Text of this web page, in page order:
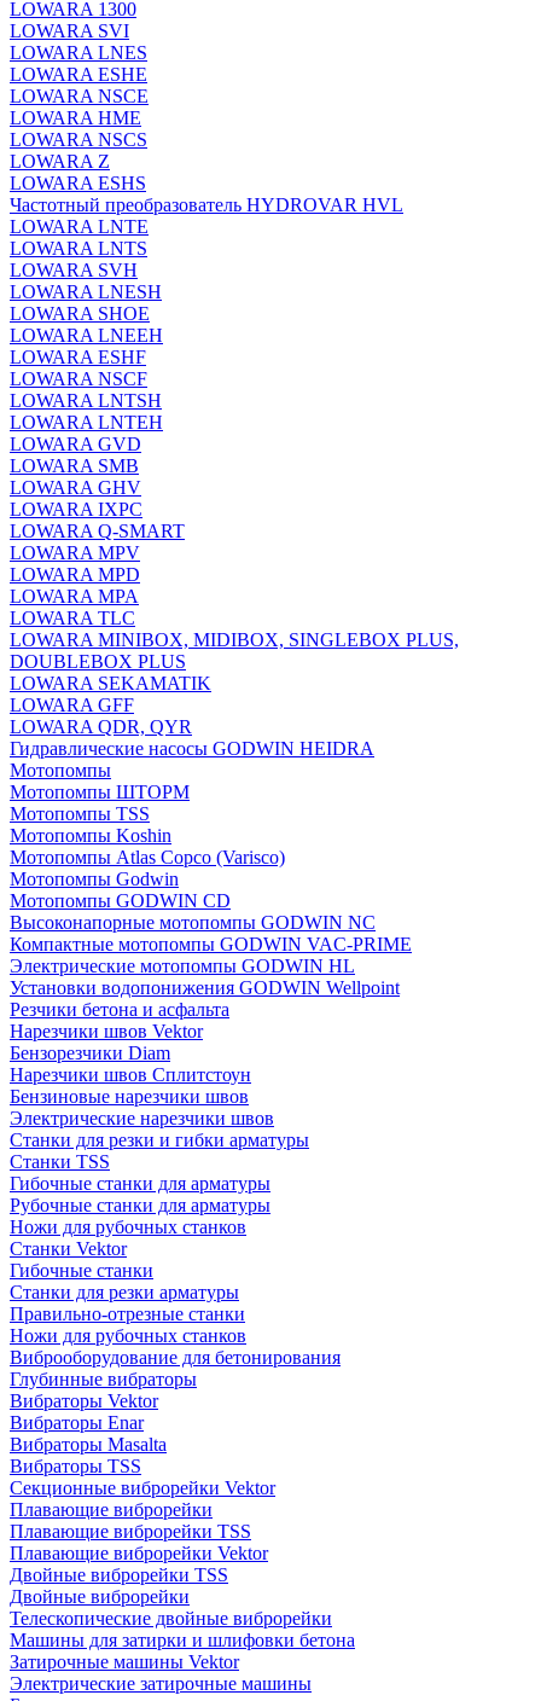
LOWARA 1300
LOWARA SVI
LOWARA LNES
LOWARA ESHE
LOWARA NSCE
LOWARA HME
LOWARA NSCS
LOWARA Z
LOWARA ESHS
Частотный преобразователь HYDROVAR HVL
LOWARA LNTE
LOWARA LNTS
LOWARA SVH
LOWARA LNESH
LOWARA SHOE
LOWARA LNEEH
LOWARA ESHF
LOWARA NSCF
LOWARA LNTSH
LOWARA LNTEH
LOWARA GVD
LOWARA SMB
LOWARA GHV
LOWARA IXPС
LOWARA Q-SMART
LOWARA MPV
LOWARA MPD
LOWARA MPA
LOWARA TLC
LOWARA MINIBOX, MIDIBOX, SINGLEBOX PLUS,
DOUBLEBOX PLUS
LOWARA SEKAMATIK
LOWARA GFF
LOWARA QDR, QYR
Гидравлические насосы GODWIN HEIDRA
Мотопомпы
Мотопомпы ШТОРМ
Мотопомпы TSS
Мотопомпы Koshin
Мотопомпы Atlas Copco (Varisco)
Мотопомпы Godwin
Мотопомпы GODWIN CD
Высоконапорные мотопомпы GODWIN NC
Компактные мотопомпы GODWIN VAC-PRIME
Электрические мотопомпы GODWIN HL
Установки водопонижения GODWIN Wellpoint
Резчики бетона и асфальта
Нарезчики швов Vektor
Бензорезчики Diam
Нарезчики швов Сплитстоун
Бензиновые нарезчики швов
Электрические нарезчики швов
Станки для резки и гибки арматуры
Станки TSS
Гибочные станки для арматуры
Рубочные станки для арматуры
Ножи для рубочных станков
Станки Vektor
Гибочные станки
Станки для резки арматуры
Правильно-отрезные станки
Ножи для рубочных станков
Виброоборудование для бетонирования
Глубинные вибраторы
Вибраторы Vektor
Вибраторы Enar
Вибраторы Masalta
Вибраторы TSS
Секционные виброрейки Vektor
Плавающие виброрейки
Плавающие виброрейки TSS
Плавающие виброрейки Vektor
Двойные виброрейки TSS
Двойные виброрейки
Телескопические двойные виброрейки
Машины для затирки и шлифовки бетона
Затирочные машины Vektor
Электрические затирочные машины